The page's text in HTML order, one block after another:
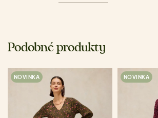
Podobné produkty
NOVINKA NOVINKA